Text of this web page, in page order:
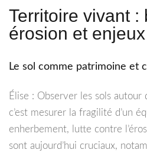
Territoire vivant :
érosion et
Le sol comme patrimoine et
Élise : Observer les sols autour
c’est mesurer la fragilité d’un
enherbement, lutte contre
sont aujourd’hui cruciaux,